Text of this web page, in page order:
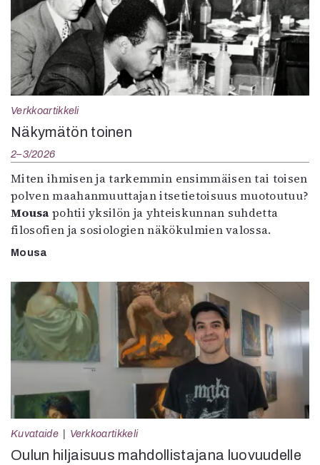
Verkkoartikkeli
Näkymätön toinen
2–3/2026
Miten ihmisen ja tarkemmin ensimmäisen tai toisen
polven maahanmuuttajan itsetietoisuus muotoutuu?
Mousa pohtii yksilön ja yhteiskunnan suhdetta
filosofien ja sosiologien näkökulmien valossa.
Mousa
Kuvataide Verkkoartikkeli
Oulun hiljaisuus mahdollistajana luovuudelle